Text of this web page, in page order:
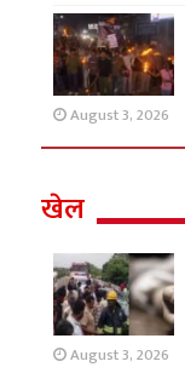
August 3, 2026
खेल
August 3, 2026